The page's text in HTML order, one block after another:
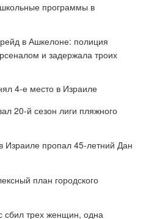
программы в
в Ашкелоне: полиция
и задержала троих
4-е место в Израиле
20-й сезон лиги пляжного
Израиле пропал 45-летний Дан
план городского
сбил трех женщин, одна